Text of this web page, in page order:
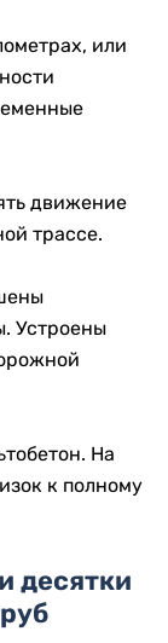
или
движение
трассе.
Устроены
На
к полному
десятки